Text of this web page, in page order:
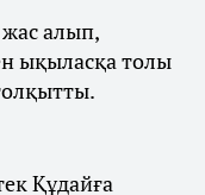
жас алып,
ықыласқа толы
Құдайға